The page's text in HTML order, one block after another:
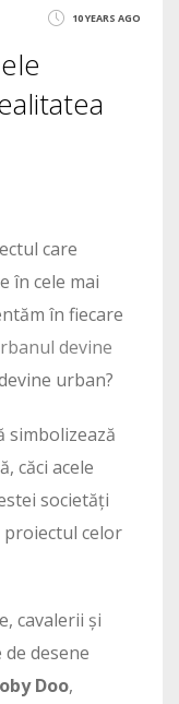
10 YEARS AGO
care
în cele mai
în fiecare
devine
urban?
simbolizează
căci acele
societăți
proiectul celor
cavalerii și
desene
Doo,